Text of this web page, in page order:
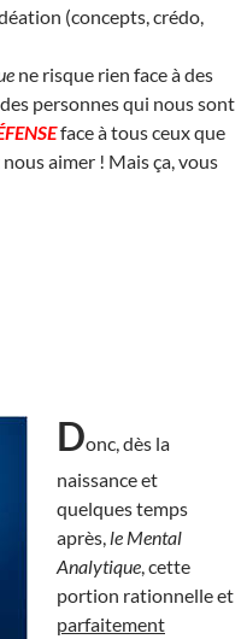
(concepts, crédo,
ne risque rien face à des
personnes qui nous sont
face à tous ceux que
aimer ! Mais ça, vous
Donc, dès la
naissance et
quelques temps
après, le Mental
Analytique , cette
portion rationnelle et
parfaitement